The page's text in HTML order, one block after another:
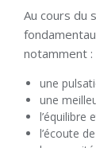
Au cours du
notamment :
une
une
l’équilibre
l’écoute